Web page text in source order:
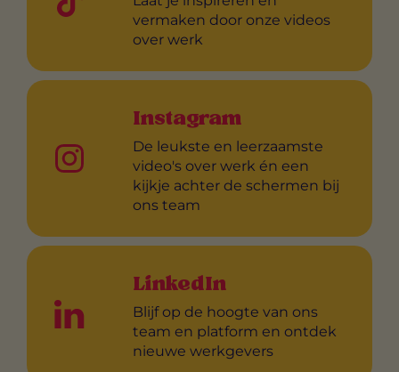
vermaken door onze videos
over werk
Instagram
De leukste en leerzaamste
video's over werk én een
kijkje achter de schermen bij
ons team
LinkedIn
Blijf op de hoogte van ons
team en platform en ontdek
nieuwe werkgevers